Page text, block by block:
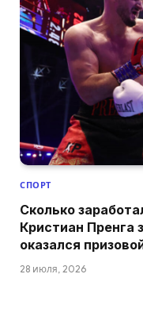
СПОРТ
Сколько
Кристиан Пренга
оказался
28 июля, 2026